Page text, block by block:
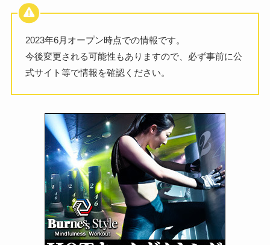
2023年6月オープン時点での情報です。
今後変更される可能性もありますので、必ず事前に公
式サイト等で情報を確認ください。